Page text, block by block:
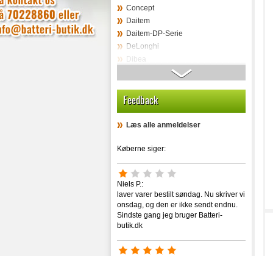
Concept
Daitem
Daitem-DP-Serie
DeLonghi
Dibea
Dibea diverse
Dirt-Devil
Domo
Dymosen
Dyson
Ecovacs
Elektrolux
Elfbot
Ericsson
ETA
eufy
EuroPro
Feedback
Læs alle anmeldelser
Køberne siger:
Niels P.:
laver varer bestilt søndag. Nu skriver vi
onsdag, og den er ikke sendt endnu.
Sindste gang jeg bruger Batteri-
butik.dk